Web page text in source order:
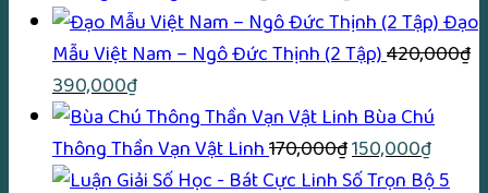
gốc
là:
hiện
tại
170,000₫.
Đạo
Mẫu Việt Nam – Ngô Đức Thịnh (2 Tập)420,000₫
Giá
gốc
là:
420,000₫.
390,000₫Giá
hiện
tại
là:
Bùa Chú
Thông Thần Vạn Vật Linh170,000₫Giá
gốc
150,000₫Giá
hiện